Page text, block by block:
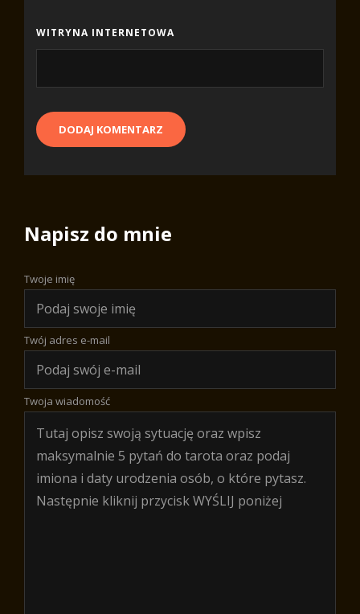
WITRYNA INTERNETOWA
Napisz do mnie
Twoje imię
Twój adres e-mail
Twoja wiadomość